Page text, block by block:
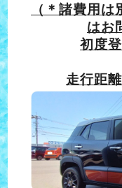
（＊諸費用
はお
初度
走行距